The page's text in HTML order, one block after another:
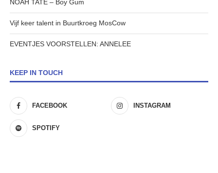
NOAH TATE – Boy Gum
Vijf keer talent in Buurtkroeg MosCow
EVENTJES VOORSTELLEN: ANNELEE
KEEP IN TOUCH
FACEBOOK INSTAGRAM
SPOTIFY